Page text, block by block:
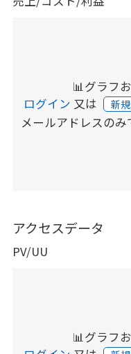
📊グラフ
ログイン 又は 新
メールアドレスのみ
アクセスデータ
PV/UU
📊グラフ